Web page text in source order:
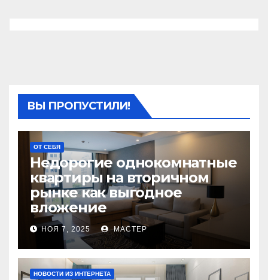
ВЫ ПРОПУСТИЛИ!
ОТ СЕБЯ
Недорогие однокомнатные
квартиры на вторичном
рынке как выгодное
вложение
НОЯ 7, 2025 МАСТЕР
НОВОСТИ ИЗ ИНТЕРНЕТА